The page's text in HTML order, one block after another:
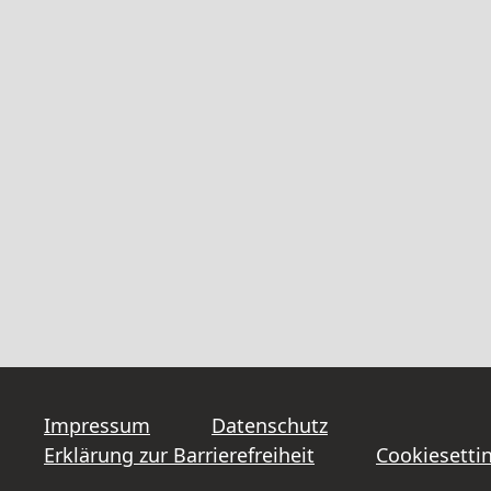
Impressum
Datenschutz
Erklärung zur Barrierefreiheit